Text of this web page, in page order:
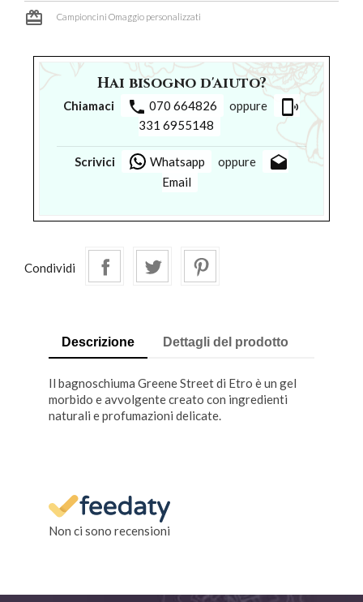
card_giftcard Campioncini Omaggio personalizzati
Hai bisogno d'aiuto?
Chiamaci phone 070 664826 oppure phonelink_ring
331 6955148
Scrivici Whatsapp oppure drafts
Email
Condividi
Descrizione Dettagli del prodotto
Il bagnoschiuma Greene Street di Etro è un gel
morbido e avvolgente creato con ingredienti
naturali e profumazioni delicate.
Non ci sono recensioni